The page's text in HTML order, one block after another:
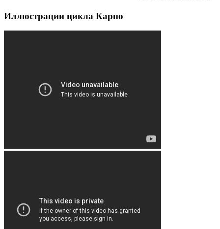
Иллюстрации цикла Карно